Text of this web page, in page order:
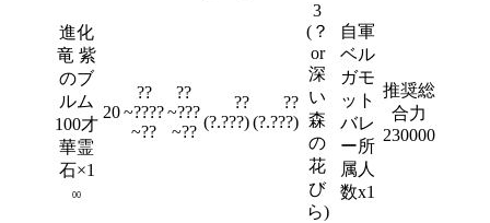
進化
竜 紫
のブ
ルム
100才
華霊
石×1
00
20
??
~????
~??
??
~???
~??
??
(?.???)
??
(?.???)
3
(？
or
深
い
森
の
花
び
ら)
自軍
ベル
ガモ
ット
バレ
ー所
属人
数x1
推奨総
合力
230000